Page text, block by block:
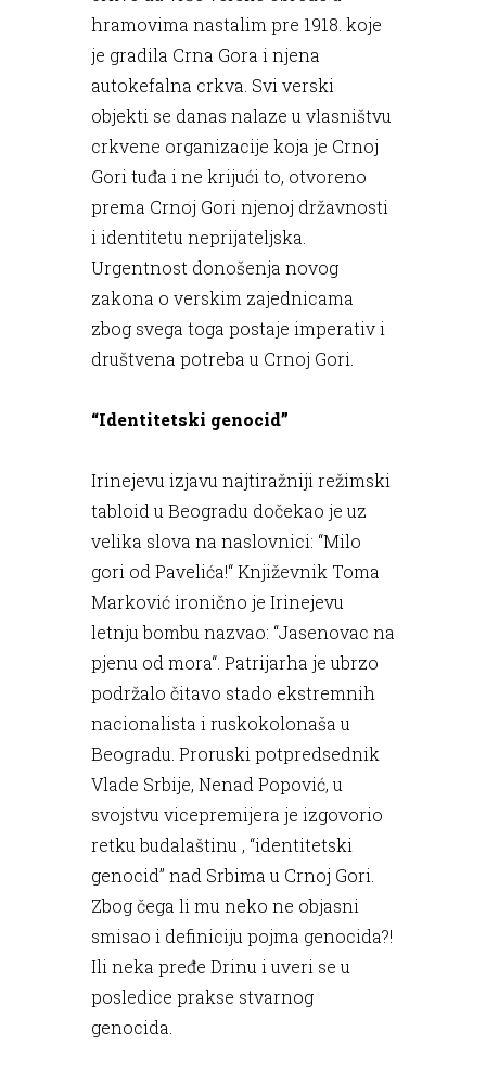
hramovima nastalim pre 1918. koje
je gradila Crna Gora i njena
autokefalna crkva. Svi verski
objekti se danas nalaze u vlasništvu
crkvene organizacije koja je Crnoj
Gori tuđa i ne krijući to, otvoreno
prema Crnoj Gori njenoj državnosti
i identitetu neprijateljska.
Urgentnost donošenja novog
zakona o verskim zajednicama
zbog svega toga postaje imperativ i
društvena potreba u Crnoj Gori.
“Identitetski genocid”
Irinejevu izjavu najtiražniji režimski
tabloid u Beogradu dočekao je uz
velika slova na naslovnici: “Milo
gori od Pavelića!“ Književnik Toma
Marković ironično je Irinejevu
letnju bombu nazvao: “Jasenovac na
pjenu od mora“. Patrijarha je ubrzo
podržalo čitavo stado ekstremnih
nacionalista i ruskokolonaša u
Beogradu. Proruski potpredsednik
Vlade Srbije, Nenad Popović, u
svojstvu vicepremijera je izgovorio
retku budalaštinu , “identitetski
genocid” nad Srbima u Crnoj Gori.
Zbog čega li mu neko ne objasni
smisao i definiciju pojma genocida?!
Ili neka pređe Drinu i uveri se u
posledice prakse stvarnog
genocida.